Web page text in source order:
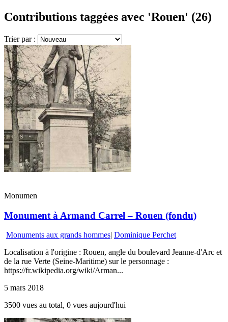
Contributions taggées avec 'Rouen' (26)
Trier par :
Monumen
Monument à Armand Carrel – Rouen (fondu)
Monuments aux grands hommes| Dominique Perchet
Localisation à l'origine : Rouen, angle du boulevard Jeanne-d'Arc et
de la rue Verte (Seine-Maritime) sur le personnage :
https://fr.wikipedia.org/wiki/Arman...
5 mars 2018
3500 vues au total, 0 vues aujourd'hui